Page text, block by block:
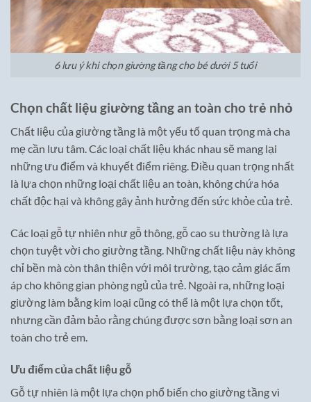
6 lưu ý khi chọn giường tầng cho bé dưới 5 tuổi
Chọn chất liệu giường tầng an toàn cho trẻ nhỏ
Chất liệu của giường tầng là một yếu tố quan trọng mà cha
mẹ cần lưu tâm. Các loại chất liệu khác nhau sẽ mang lại
những ưu điểm và khuyết điểm riêng. Điều quan trọng nhất
là lựa chọn những loại chất liệu an toàn, không chứa hóa
chất độc hại và không gây ảnh hưởng đến sức khỏe của trẻ.
Các loại gỗ tự nhiên như gỗ thông, gỗ cao su thường là lựa
chọn tuyệt vời cho giường tầng. Những chất liệu này không
chỉ bền mà còn thân thiện với môi trường, tạo cảm giác ấm
áp cho không gian phòng ngủ của trẻ. Ngoài ra, những loại
giường làm bằng kim loại cũng có thể là một lựa chọn tốt,
nhưng cần đảm bảo rằng chúng được sơn bằng loại sơn an
toàn cho trẻ em.
Ưu điểm của chất liệu gỗ
Gỗ tự nhiên là một lựa chọn phổ biến cho giường tầng vì